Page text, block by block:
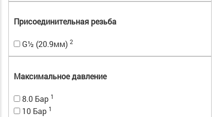
Присоединительная резьба
G½ (20.9мм) 2
Максимальное давление
8.0 Бар 1
10 Бар 1